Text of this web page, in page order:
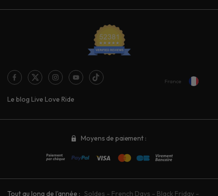
Le blog Live Love Ride
France
Moyens de paiement :
Tout au long de l'année : Soldes - French Days - Black Friday -